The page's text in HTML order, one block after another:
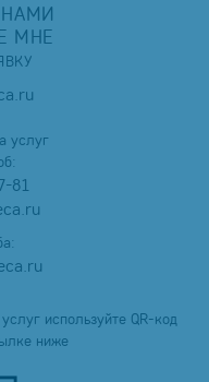
НАМИ
МНЕ
услуг
81
используйте QR-код
ниже